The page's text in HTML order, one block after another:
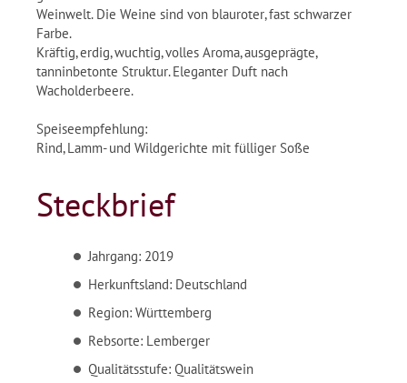
Weinwelt. Die Weine sind von blauroter, fast schwarzer
Farbe.
Kräftig, erdig, wuchtig, volles Aroma, ausgeprägte,
tanninbetonte Struktur. Eleganter Duft nach
Wacholderbeere.
Speiseempfehlung:
Rind, Lamm- und Wildgerichte mit fülliger Soße
Steckbrief
Jahrgang: 2019
Herkunftsland: Deutschland
Region: Württemberg
Rebsorte: Lemberger
Qualitätsstufe: Qualitätswein